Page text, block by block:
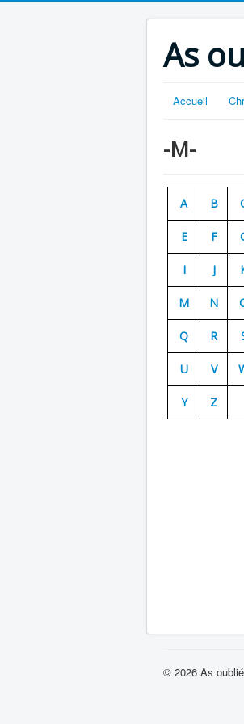
As
Accueil
-M-
A B
E F
I J
M N
Q R
U V
Y Z
© 2026 As